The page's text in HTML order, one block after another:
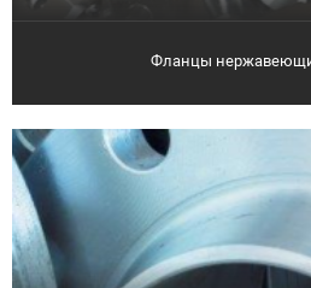
Фланцы